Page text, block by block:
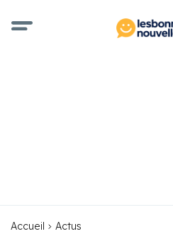
Accueil Actus